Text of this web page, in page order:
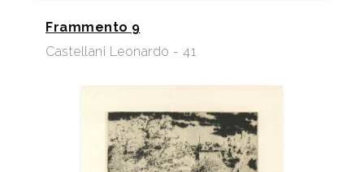
Frammento 9
Castellani Leonardo - 41